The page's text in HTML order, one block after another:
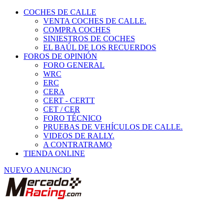
COCHES DE CALLE
VENTA COCHES DE CALLE.
COMPRA COCHES
SINIESTROS DE COCHES
EL BAÚL DE LOS RECUERDOS
FOROS DE OPINIÓN
FORO GENERAL
WRC
ERC
CERA
CERT - CERTT
CET / CER
FORO TÉCNICO
PRUEBAS DE VEHÍCULOS DE CALLE.
VIDEOS DE RALLY.
A CONTRATRAMO
TIENDA ONLINE
NUEVO ANUNCIO